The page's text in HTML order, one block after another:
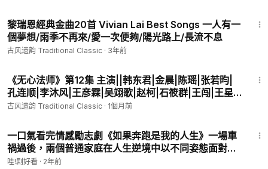
经典电影馆藏Ⅰ：https://www.ganjingworld.com/s/KzNQgyjxQ
b
经典电视剧馆藏Ⅰ： https://www.ganjingworld.com/s/0rXBDRV
v9
经典金曲馆藏Ⅱ：https://www.ganjingworld.com/s/0rXqyG0Yl
B
Kq
****************************************************
古风遗韵频道声明：本频道旨在从社交平台上收集整理传统、经
黎瑞恩經典金曲20首 Vivian Lai Best Songs 一人有一
個夢想/雨季不再來/愛一次便夠/陽光路上/長流不息
古风遗韵 Traditional Classic · 3年前
《无心法师》第12集 主演||韩东君|金晨|陈瑶|张若昀|
孔连顺|李沐风|王彦霖|吴翊歌|赵柯|石筱群|王闯|王星
瀚|蒋中炜|王妍苏 原作||尼罗 监制||李国立 导演||林玉
古风遗韵 Traditional Classic · 1個月前
一口氣看完情感勵志劇《如果奔跑是我的人生》一場車
禍過後，兩個普通家庭在人生逆境中以不同姿態面對生
活的故事！
哇!剧好看 · 2年前